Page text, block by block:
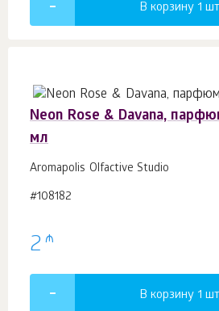
В корзину 1
Neon Rose & Davana,
мл
Aromapolis Olfactive Studio
#108182
2 ₼
В корзину 1